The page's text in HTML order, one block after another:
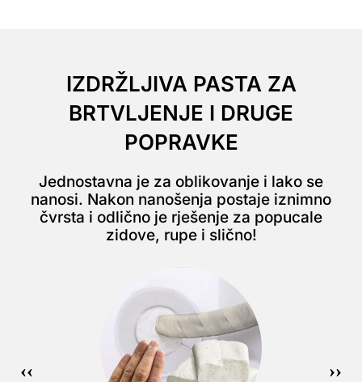
IZDRŽLJIVA PASTA ZA
BRTVLJENJE I DRUGE
POPRAVKE
Jednostavna je za oblikovanje i lako se
nanosi. Nakon nanošenja postaje iznimno
čvrsta i odlično je rješenje za popucale
zidove, rupe i slično!